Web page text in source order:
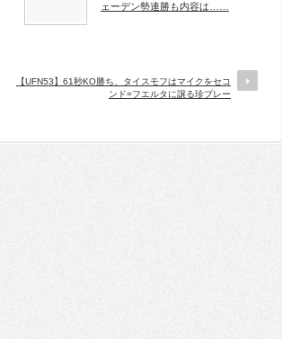
ェーデン勢連勝も内容は……
【UFN53】61秒KO勝ち、タイスモフはマイクをセコ
ンド=フエルタに譲る珍プレー